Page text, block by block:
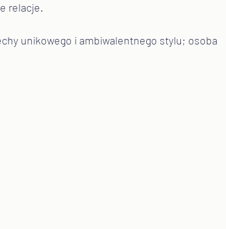
relacje.
unikowego i ambiwalentnego stylu; osoba